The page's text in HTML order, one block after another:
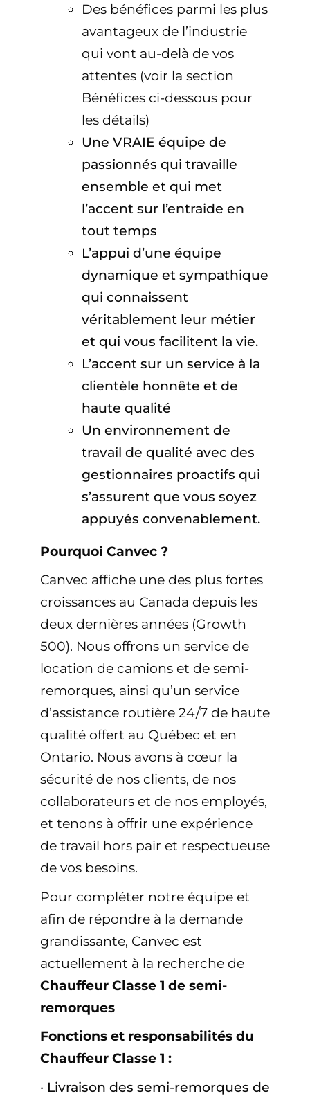
Des bénéfices parmi les plus
avantageux de l’industrie
qui vont au-delà de vos
attentes (voir la section
Bénéfices ci-dessous pour
les détails)
Une VRAIE équipe de
passionnés qui travaille
ensemble et qui met
l’accent sur l’entraide en
tout temps
L’appui d’une équipe
dynamique et sympathique
qui connaissent
véritablement leur métier
et qui vous facilitent la vie.
L’accent sur un service à la
clientèle honnête et de
haute qualité
Un environnement de
travail de qualité avec des
gestionnaires proactifs qui
s’assurent que vous soyez
appuyés convenablement.
Pourquoi Canvec ?
Canvec affiche une des plus fortes
croissances au Canada depuis les
deux dernières années (Growth
500). Nous offrons un service de
location de camions et de semi-
remorques, ainsi qu’un service
d’assistance routière 24/7 de haute
qualité offert au Québec et en
Ontario. Nous avons à cœur la
sécurité de nos clients, de nos
collaborateurs et de nos employés,
et tenons à offrir une expérience
de travail hors pair et respectueuse
de vos besoins.
Pour compléter notre équipe et
afin de répondre à la demande
grandissante, Canvec est
actuellement à la recherche de
Chauffeur Classe 1 de semi-
remorques
Fonctions et responsabilités du
Chauffeur Classe 1 :
· Livraison des semi-remorques de